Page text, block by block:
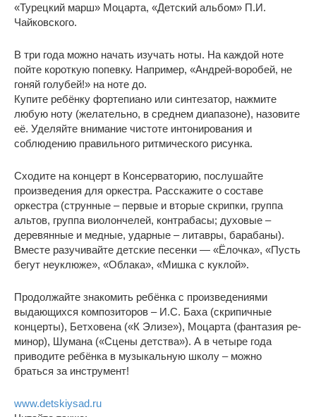
«Турецкий марш» Моцарта, «Детский альбом» П.И.
Чайковского.
В три года можно начать изучать ноты. На каждой ноте
пойте короткую попевку. Например, «Андрей-воробей, не
гоняй голубей!» на ноте до.
Купите ребёнку фортепиано или синтезатор, нажмите
любую ноту (желательно, в среднем диапазоне), назовите
её. Уделяйте внимание чистоте интонирования и
соблюдению правильного ритмического рисунка.
Сходите на концерт в Консерваторию, послушайте
произведения для оркестра. Расскажите о составе
оркестра (струнные – первые и вторые скрипки, группа
альтов, группа виолончелей, контрабасы; духовые –
деревянные и медные, ударные – литавры, барабаны).
Вместе разучивайте детские песенки — «Ёлочка», «Пусть
бегут неуклюже», «Облака», «Мишка с куклой».
Продолжайте знакомить ребёнка с произведениями
выдающихся композиторов – И.С. Баха (скрипичные
концерты), Бетховена («К Элизе»), Моцарта (фантазия ре-
минор), Шумана («Сцены детства»). А в четыре года
приводите ребёнка в музыкальную школу – можно
браться за инструмент!
www.detskiysad.ru